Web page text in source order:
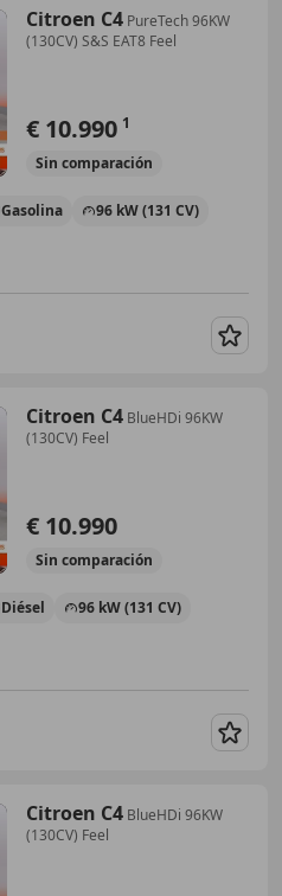
Citroen C4 PureTech 96KW
(130CV) S&S EAT8 Feel
€ 10.990 1
Sin comparación
Gasolina 96 kW (131 CV)
Citroen C4 BlueHDi 96KW
(130CV) Feel
€ 10.990
Sin comparación
Diésel 96 kW (131 CV)
Citroen C4 BlueHDi 96KW
(130CV) Feel